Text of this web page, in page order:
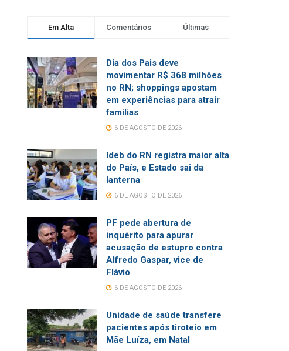
Em Alta Comentários Últimas
Dia dos Pais deve
movimentar R$ 368 milhões
no RN; shoppings apostam
em experiências para atrair
famílias
6 DE AGOSTO DE 2026
Ideb do RN registra maior alta
do País, e Estado sai da
lanterna
6 DE AGOSTO DE 2026
PF pede abertura de
inquérito para apurar
acusação de estupro contra
Alfredo Gaspar, vice de
Flávio
6 DE AGOSTO DE 2026
Unidade de saúde transfere
pacientes após tiroteio em
Mãe Luíza, em Natal